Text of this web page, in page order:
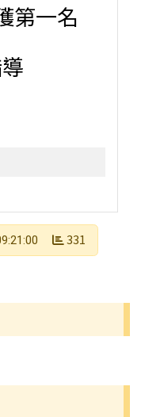
第一名
331